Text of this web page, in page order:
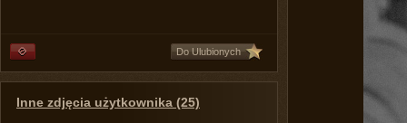
Do Ulubionych
Inne zdjęcia użytkownika (25)